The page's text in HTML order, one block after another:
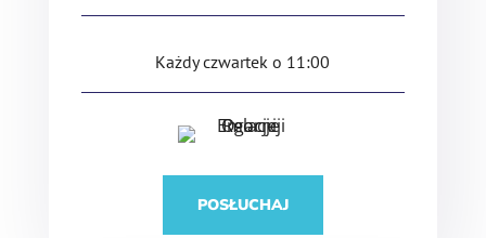
Każdy czwartek o 11:00
POSŁUCHAJ